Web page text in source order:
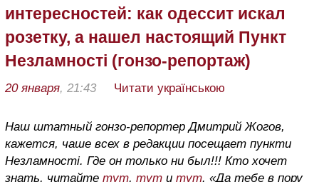
интересностей: как одессит искал
розетку, а нашел настоящий Пункт
Незламності (гонзо-репортаж)
20 января, 21:43 Читати українською
Наш штатный гонзо-репортер Дмитрий Жогов,
кажется, чаше всех в редакции посещает пункти
Незламності. Где он только ни был!!! Кто хочет
знать, читайте тут, тут и тут. «Да тебе в пору